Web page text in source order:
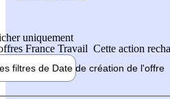
uniquement
France Travail Cette action
filtres de Date de création de l'offre